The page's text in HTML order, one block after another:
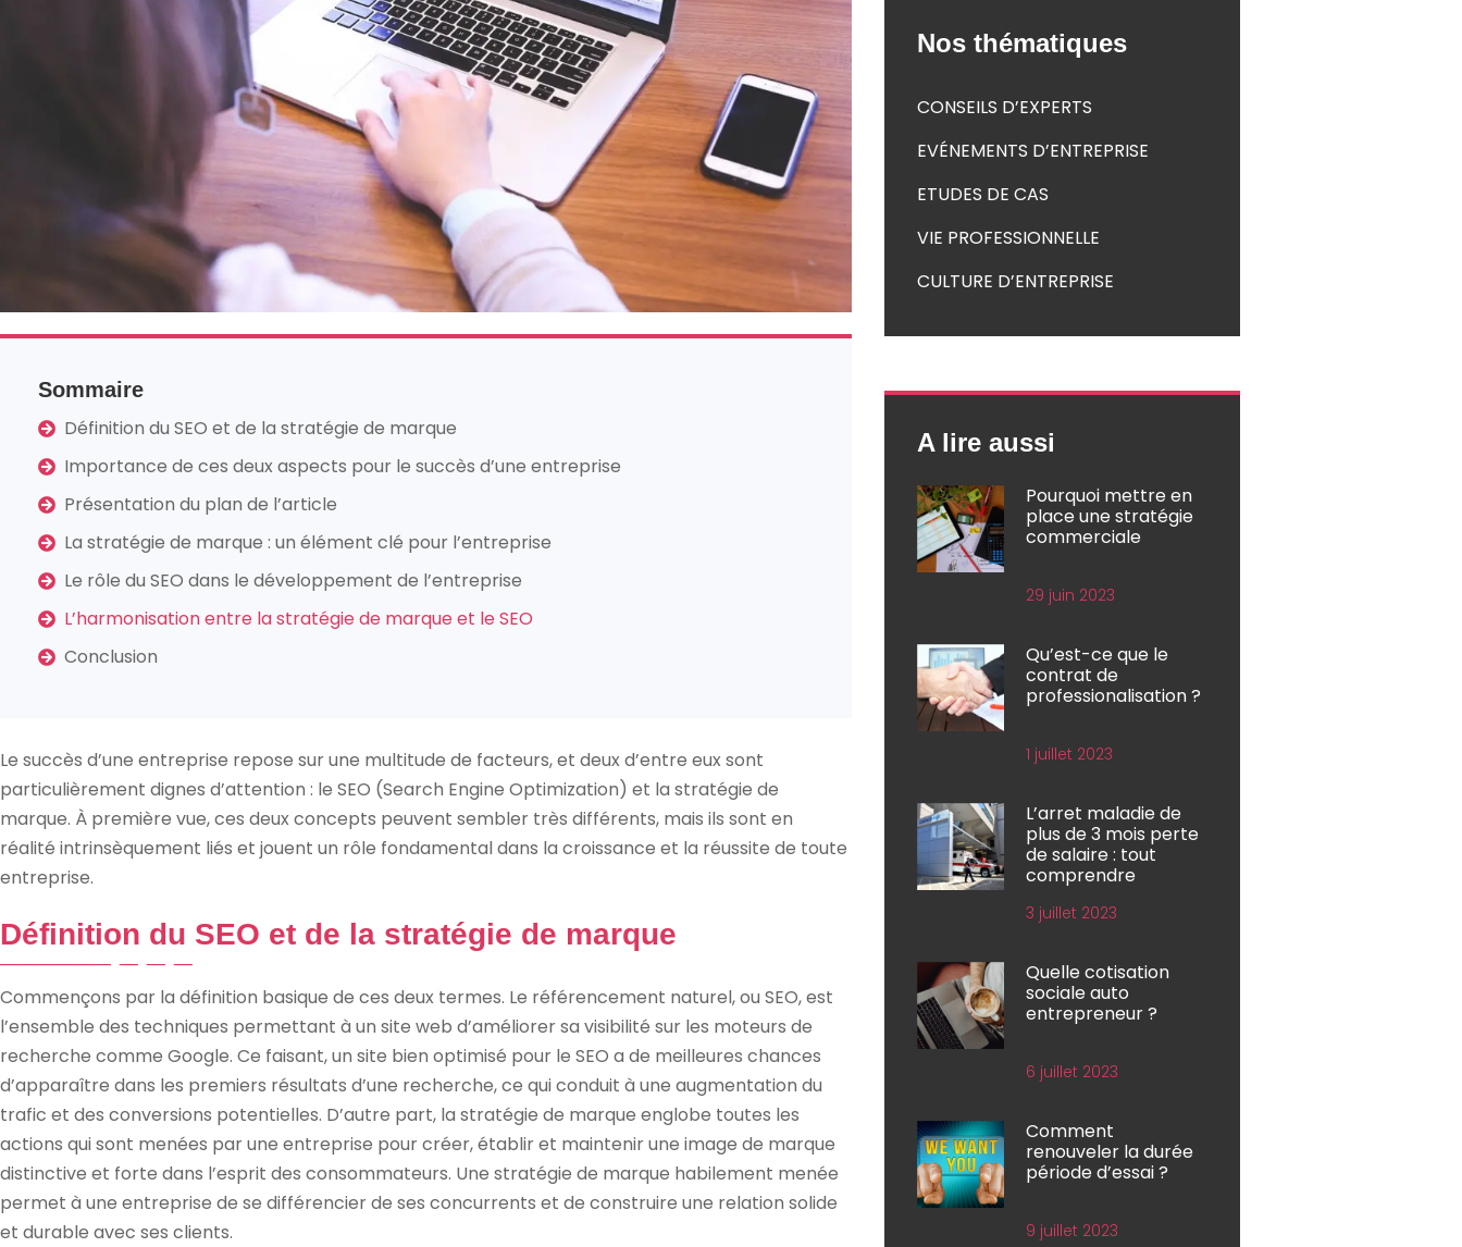
Sommaire
Définition du SEO et de la stratégie de marque
Importance de ces deux aspects pour le succès d’une entreprise
Présentation du plan de l’article
La stratégie de marque : un élément clé pour l’entreprise
Le rôle du SEO dans le développement de l’entreprise
L’harmonisation entre la stratégie de marque et le SEO
Conclusion
Le succès d’une entreprise repose sur une multitude de facteurs, et deux d’entre eux sont
particulièrement dignes d’attention : le SEO (Search Engine Optimization) et la stratégie de
marque. À première vue, ces deux concepts peuvent sembler très différents, mais ils sont en
réalité intrinsèquement liés et jouent un rôle fondamental dans la croissance et la réussite de toute
entreprise.
Définition du SEO et de la stratégie de marque
Commençons par la définition basique de ces deux termes. Le référencement naturel, ou SEO, est
l’ensemble des techniques permettant à un site web d’améliorer sa visibilité sur les moteurs de
recherche comme Google. Ce faisant, un site bien optimisé pour le SEO a de meilleures chances
d’apparaître dans les premiers résultats d’une recherche, ce qui conduit à une augmentation du
trafic et des conversions potentielles. D’autre part, la stratégie de marque englobe toutes les
actions qui sont menées par une entreprise pour créer, établir et maintenir une image de marque
distinctive et forte dans l’esprit des consommateurs. Une stratégie de marque habilement menée
permet à une entreprise de se différencier de ses concurrents et de construire une relation solide
et durable avec ses clients.
Nos thématiques
CONSEILS D’EXPERTS
EVÉNEMENTS D’ENTREPRISE
ETUDES DE CAS
VIE PROFESSIONNELLE
CULTURE D’ENTREPRISE
A lire aussi
Pourquoi mettre en
place une stratégie
commerciale
29 juin 2023
Qu’est-ce que le
contrat de
professionalisation ?
1 juillet 2023
L’arret maladie de
plus de 3 mois perte
de salaire : tout
comprendre
3 juillet 2023
Quelle cotisation
sociale auto
entrepreneur ?
6 juillet 2023
Comment
renouveler la durée
période d’essai ?
9 juillet 2023